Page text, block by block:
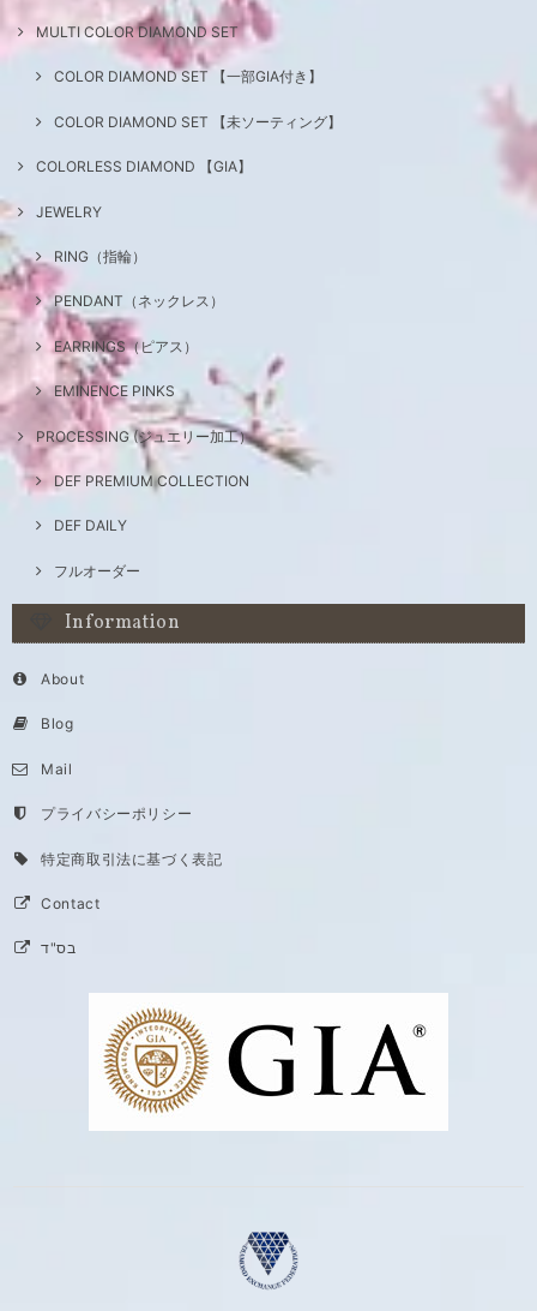
MULTI COLOR DIAMOND SET
COLOR DIAMOND SET 【一部GIA付き】
COLOR DIAMOND SET 【未ソーティング】
COLORLESS DIAMOND 【GIA】
JEWELRY
RING（指輪）
PENDANT（ネックレス）
EARRINGS（ピアス）
EMINENCE PINKS
PROCESSING (ジュエリー加工）
DEF PREMIUM COLLECTION
DEF DAILY
フルオーダー
Information
About
Blog
Mail
プライバシーポリシー
特定商取引法に基づく表記
Contact
בס"ד